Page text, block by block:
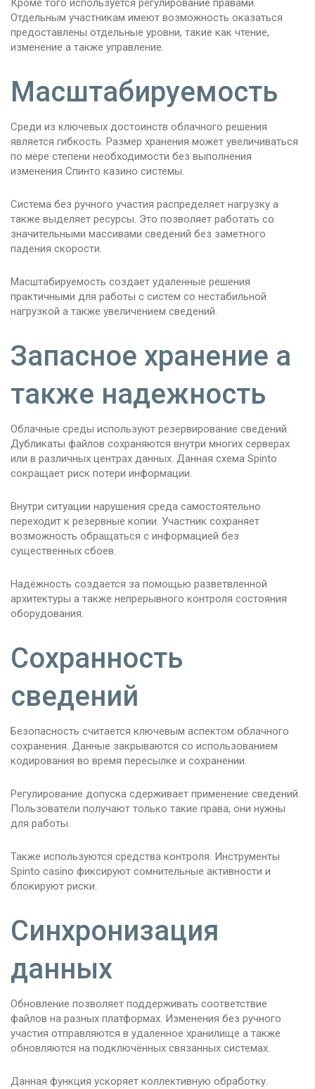
Кроме того используется регулирование правами.
Отдельным участникам имеют возможность оказаться
предоставлены отдельные уровни, такие как чтение,
изменение а также управление.
Масштабируемость
Среди из ключевых достоинств облачного решения
является гибкость. Размер хранения может увеличиваться
по мере степени необходимости без выполнения
изменения Спинто казино системы.
Система без ручного участия распределяет нагрузку а
также выделяет ресурсы. Это позволяет работать со
значительными массивами сведений без заметного
падения скорости.
Масштабируемость создает удаленные решения
практичными для работы с систем со нестабильной
нагрузкой а также увеличением сведений.
Запасное хранение а
также надежность
Облачные среды используют резервирование сведений.
Дубликаты файлов сохраняются внутри многих серверах
или в различных центрах данных. Данная схема Spinto
сокращает риск потери информации.
Внутри ситуации нарушения среда самостоятельно
переходит к резервные копии. Участник сохраняет
возможность обращаться с информацией без
существенных сбоев.
Надёжность создается за помощью разветвленной
архитектуры а также непрерывного контроля состояния
оборудования.
Сохранность
сведений
Безопасность считается ключевым аспектом облачного
сохранения. Данные закрываются со использованием
кодирования во время пересылке и сохранении.
Регулирование допуска сдерживает применение сведений.
Пользователи получают только такие права, они нужны
для работы.
Также используются средства контроля. Инструменты
Spinto casino фиксируют сомнительные активности и
блокируют риски.
Синхронизация
данных
Обновление позволяет поддерживать соответствие
файлов на разных платформах. Изменения без ручного
участия отправляются в удаленное хранилище а также
обновляются на подключённых связанных системах.
Данная функция ускоряет коллективную обработку.